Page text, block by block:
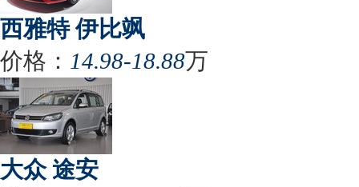
西雅特 伊比飒
价格： 14.98-18.88万
大众 途安